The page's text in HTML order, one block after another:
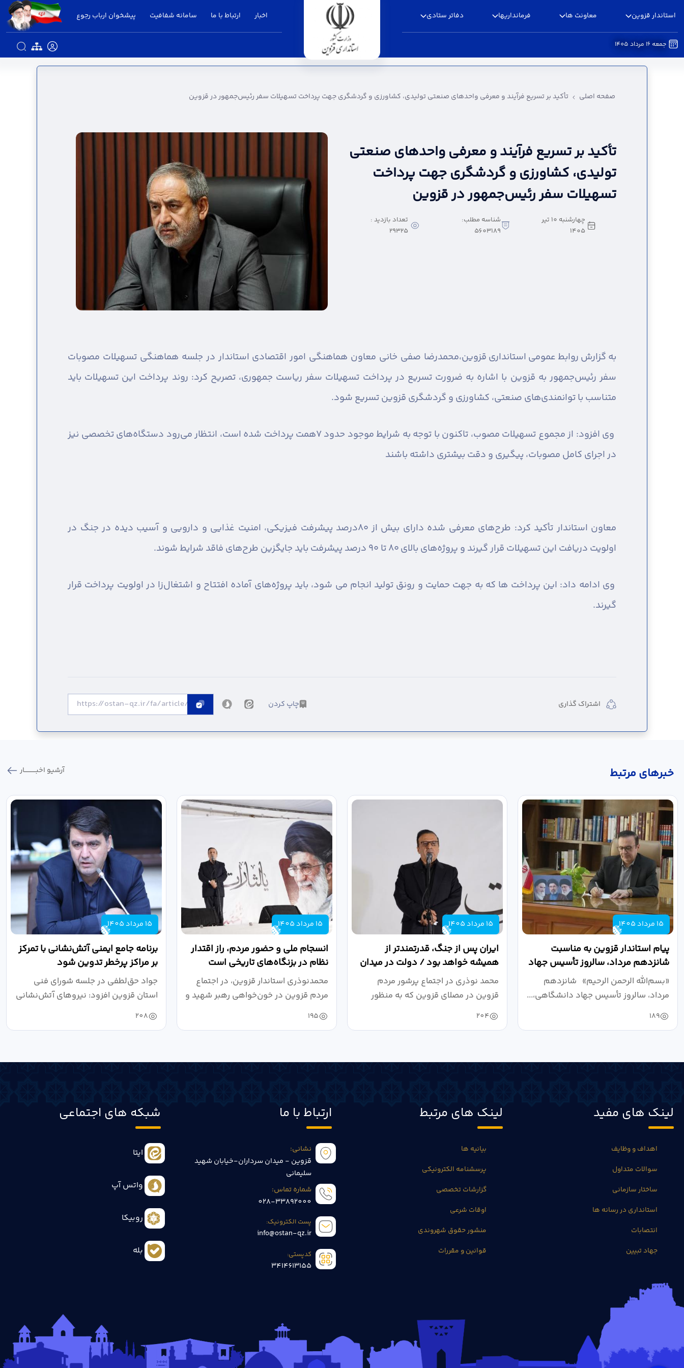
استاندار قزوین معاونت ها فرمانداریها دفاتر ستادی اخبار ارتباط با ما سامانه شفافیت پیشخوان ارباب رجوع
جمعه 16 مرداد 1405
تأکید بر تسریع فرآیند و معرفی واحدهای صنعتی تولیدی، کشاورزی و گردشگری جهت پرداخت تسهیلات سفر رئیس‌جمهور در قزوین - استانداری قزوین
صفحه اصلی تأکید بر تسریع فرآیند و معرفی واحدهای صنعتی تولیدی، کشاورزی و گردشگری جهت پرداخت تسهیلات سفر رئیس‌جمهور در قزوین
تأکید بر تسریع فرآیند و معرفی واحدهای صنعتی
تولیدی، کشاورزی و گردشگری جهت پرداخت
تسهیلات سفر رئیس‌جمهور در قزوین
چهارشنبه 10 تیر
1405
شناسه مطلب:
5603189
تعداد بازدید :
29325
به گزارش روابط عمومی استانداری قزوین،محمدرضا صفی خانی معاون هماهنگی امور اقتصادی استاندار در جلسه هماهنگی تسهیلات مصوبات
سفر رئیس‌جمهور به قزوین با اشاره به ضرورت تسریع در پرداخت تسهیلات سفر ریاست جمهوری، تصریح کرد: روند پرداخت این تسهیلات باید
متناسب با توانمندی‌های صنعتی، کشاورزی و گردشگری قزوین تسریع شود.
وی افزود: از مجموع تسهیلات مصوب، تاکنون با توجه به شرایط موجود حدود ۷همت پرداخت شده است، انتظار می‌رود دستگاه‌های تخصصی نیز
در اجرای کامل مصوبات، پیگیری و دقت بیشتری داشته باشند
معاون استاندار تأکید کرد: طرح‌های معرفی شده دارای بیش از ۸۰درصد پیشرفت فیزیکی، امنیت غذایی و دارویی و آسیب دیده در جنگ در
اولویت دریافت این تسهیلات قرار گیرند و پروژه‌های بالای ۸۰ تا ۹۰ درصد پیشرفت باید جایگزین طرح‌های فاقد شرایط شوند.
وی ادامه داد: این پرداخت ها که به جهت حمایت و رونق تولید انجام می شود، باید پروژه‌های آماده افتتاح و اشتغال‌زا در اولویت پرداخت قرار
گیرند.
اشتراک گذاری چاپ کردن
خبر‌های مرتبط آرشیو اخبـــــــــــار
15 مرداد 1405
پیام استاندار قزوین به مناسبت
شانزدهم مرداد، سالروز تأسیس جهاد
دانشگاهی
«بسم‌الله الرحمن الرحیم» شانزدهم
مرداد، سالروز تأسیس جهاد دانشگاهی،...
189
15 مرداد 1405
ایران پس از جنگ، قدرتمندتر از
همیشه خواهد بود / دولت در میدان
نبرد اقتصادی،...
محمد نوذری در اجتماع پرشور مردم
قزوین در مصلای قزوین که به منظور
خون‌خواهی...
204
15 مرداد 1405
انسجام ملی و حضور مردم، راز اقتدار
نظام در بزنگاه‌های تاریخی است
محمدنوذری استاندار قزوین، در اجتماع
مردم قزوین در خون‌خواهی رهبر شهید و
حمایت...
195
15 مرداد 1405
برنامه جامع ایمنی آتش‌نشانی با تمرکز
بر مراکز پرخطر تدوین شود
جواد حق‌لطفی در جلسه شورای فنی
استان قزوین افزود: نیروهای آتش‌نشانی
طی سال...
208
لینک های مفید
اهداف و وظایف
سوالات متداول
ساختار سازمانی
استانداری در رسانه ها
انتصابات
جهاد تبیین
لینک های مرتبط
بیانیه ها
پرسشنامه الکترونیکی
گزارشات تخصصی
اوقات شرعی
منشور حقوق شهروندی
قوانین و مقررات
ارتباط با ما
نشانی:
قزوین - میدان سرداران-خیابان شهید
سلیمانی
شماره تماس:
028-33892000
پست الکترونیک:
info@ostan-qz.ir
کدپستی:
3414613155
شبکه های اجتماعی
ایتا
واتس آپ
روبیکا
بله